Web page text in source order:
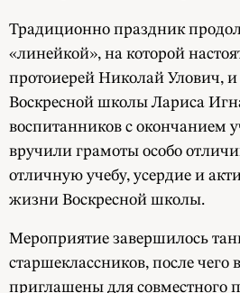
Традиционно праздник
«линейкой», на которой
протоиерей Николай Улович, и
Воскресной школы Лариса
воспитанников с окончанием
вручили грамоты особо
отличную учебу, усердие и
жизни Воскресной школы.
Мероприятие завершилось
старшеклассников, после чего
приглашены для совместного